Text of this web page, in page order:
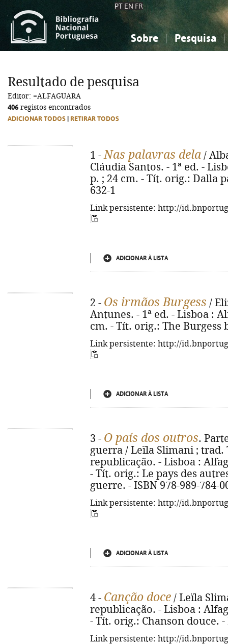
PT EN FR
Sobre Pesquisa
Ciências sociais...
Ciências sociais...
Resultado de pesquisa
Editor: =ALFAGUARA
406 registos encontrados
ADICIONAR TODOS RETIRAR TODOS
1 -Nas palavras dela /
Cláudia Santos. - 1ª ed. -
p. ; 24 cm. - Tít. orig.: Dalla
632-1
Link persistente: http://
ADICIONAR À LISTA
2 - Os irmãos Burgess /
Antunes. - 1ª ed. - Lisboa :
cm. - Tít. orig.: The Burgess
Link persistente: http://
ADICIONAR À LISTA
3 - O país dos outros.
guerra / Leïla Slimani ; trad.
republicação. - Lisboa :
- Tít. orig.: Le pays des
guerre. - ISBN 978-989-784-
Link persistente: http://
ADICIONAR À LISTA
4 - Canção doce / Leïla
republicação. - Lisboa :
- Tít. orig.: Chanson douce. -
Link persistente: http://